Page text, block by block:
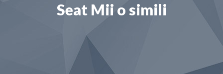
Seat Mii o simili